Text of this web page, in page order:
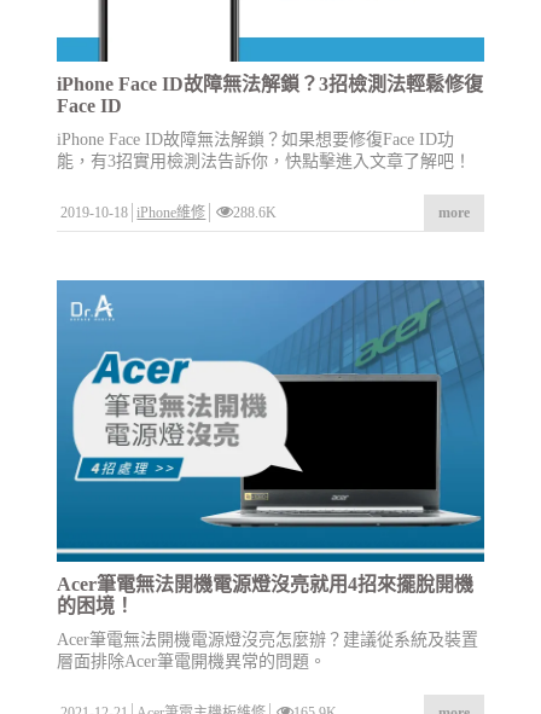
iPhone Face ID故障無法解鎖？3招檢測法輕鬆修復
Face ID
iPhone Face ID故障無法解鎖？如果想要修復Face ID功
能，有3招實用檢測法告訴你，快點擊進入文章了解吧！
2019-10-18 iPhone維修 288.6K more
Acer筆電無法開機電源燈沒亮就用4招來擺脫開機
的困境！
Acer筆電無法開機電源燈沒亮怎麼辦？建議從系統及裝置
層面排除Acer筆電開機異常的問題。